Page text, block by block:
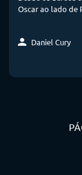
Oscar ao lado de
Daniel Cury